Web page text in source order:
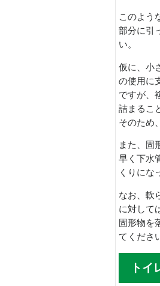
このよう
部分に引
い。
仮に、小
の使用に
ですが、
詰まるこ
そのため
また、固
早く下水
くりにな
なお、軟
に対して
固形物を
てくださ
トイ